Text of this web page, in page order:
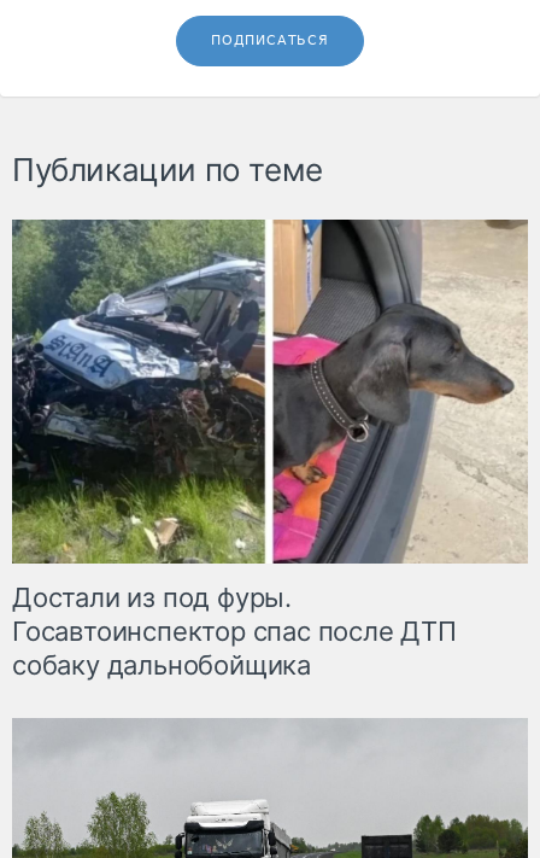
ПОДПИСАТЬСЯ
Публикации по теме
Достали из под фуры.
Госавтоинспектор спас после ДТП
собаку дальнобойщика